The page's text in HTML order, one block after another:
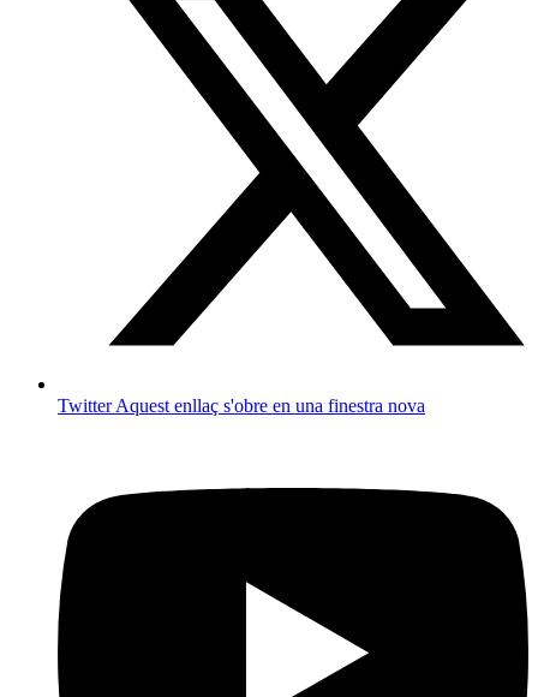
TwitterAquest enllaç s'obre en una finestra nova